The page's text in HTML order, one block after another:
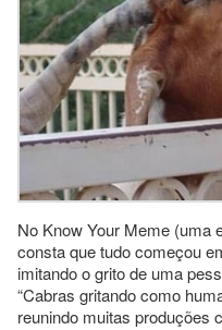
No Know Your Meme (uma
consta que tudo começou
imitando o grito de uma
“Cabras gritando como
reunindo muitas produções